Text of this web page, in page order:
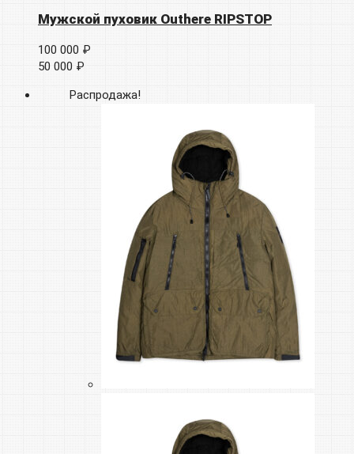
Мужской пуховик Outhere RIPSTOP
100 000 ₽
50 000 ₽
Распродажа!